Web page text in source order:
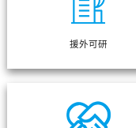
援外可研